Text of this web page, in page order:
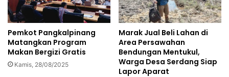
Pemkot Pangkalpinang
Matangkan Program
Makan Bergizi Gratis
Kamis, 28/08/2025
Marak Jual Beli Lahan di
Area Persawahan
Bendungan Mentukul,
Warga Desa Serdang Siap
Lapor Aparat